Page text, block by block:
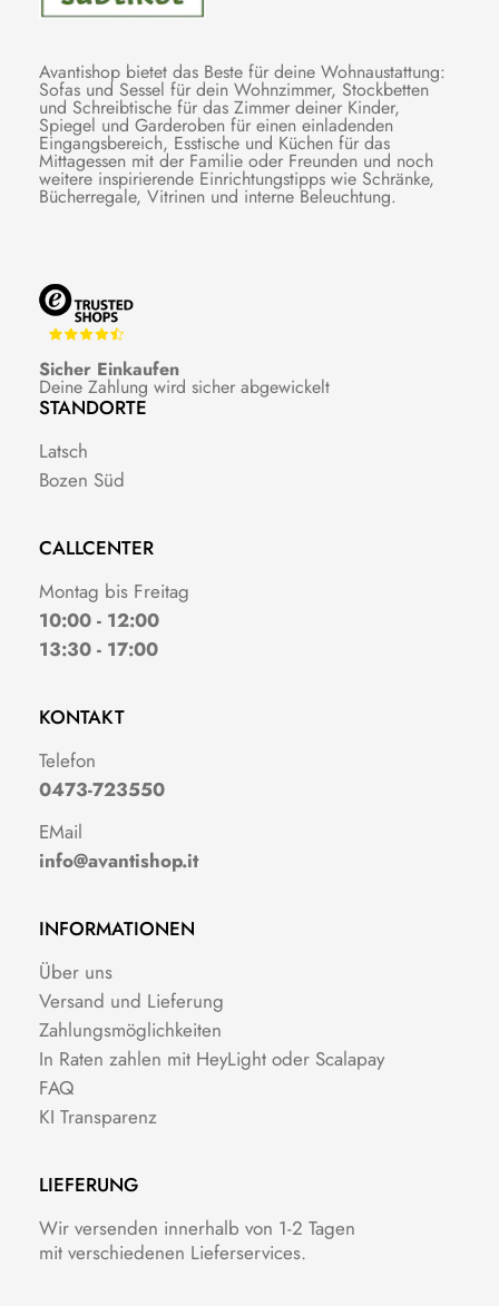
Avantishop bietet das Beste für deine Wohnaustattung:
Sofas und Sessel für dein Wohnzimmer, Stockbetten
und Schreibtische für das Zimmer deiner Kinder,
Spiegel und Garderoben für einen einladenden
Eingangsbereich, Esstische und Küchen für das
Mittagessen mit der Familie oder Freunden und noch
weitere inspirierende Einrichtungstipps wie Schränke,
Bücherregale, Vitrinen und interne Beleuchtung.
Sicher Einkaufen
Deine Zahlung wird sicher abgewickelt
STANDORTE
Latsch
Bozen Süd
CALLCENTER
Montag bis Freitag
10:00 - 12:00
13:30 - 17:00
KONTAKT
Telefon
0473-723550
EMail
info@avantishop.it
INFORMATIONEN
Über uns
Versand und Lieferung
Zahlungsmöglichkeiten
In Raten zahlen mit HeyLight oder Scalapay
FAQ
KI Transparenz
LIEFERUNG
Wir versenden innerhalb von 1-2 Tagen
mit verschiedenen Lieferservices.